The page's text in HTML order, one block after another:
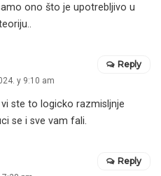
ono što je upotrebljivo u
у 9:10 am
ste to logicko razmisljnje
se i sve vam fali.
Reply
Reply